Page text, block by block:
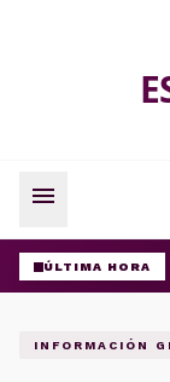
menu
ÚLTIMA HORA
INFORMACIÓN